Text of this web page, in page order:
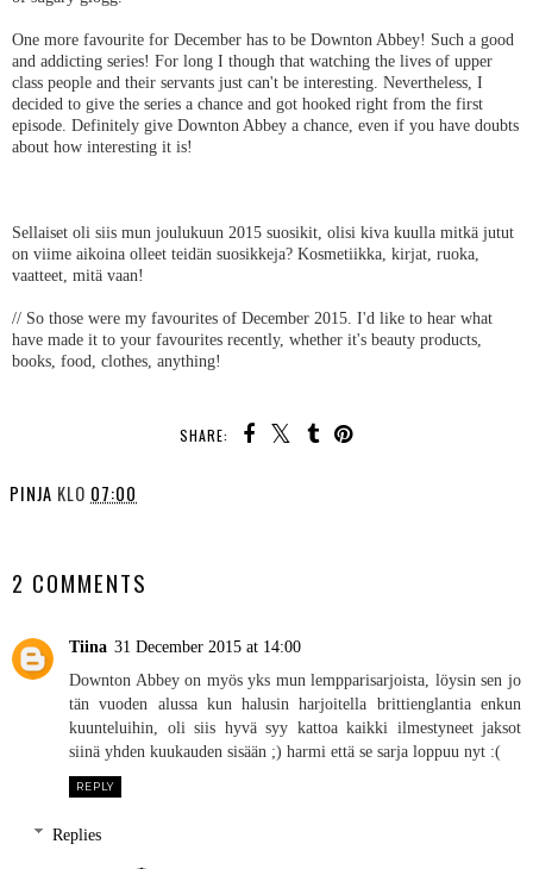
One more favourite for December has to be Downton Abbey! Such a good
and addicting series! For long I though that watching the lives of upper
class people and their servants just can't be interesting. Nevertheless, I
decided to give the series a chance and got hooked right from the first
episode. Definitely give Downton Abbey a chance, even if you have doubts
about how interesting it is!
Sellaiset oli siis mun joulukuun 2015 suosikit, olisi kiva kuulla mitkä jutut
on viime aikoina olleet teidän suosikkeja? Kosmetiikka, kirjat, ruoka,
vaatteet, mitä vaan!
// So those were my favourites of December 2015. I'd like to hear what
have made it to your favourites recently, whether it's beauty products,
books, food, clothes, anything!
SHARE:
PINJA KLO 07:00
2 COMMENTS
Tiina 31 December 2015 at 14:00
Downton Abbey on myös yks mun lempparisarjoista, löysin sen jo
tän vuoden alussa kun halusin harjoitella brittienglantia enkun
kuunteluihin, oli siis hyvä syy kattoa kaikki ilmestyneet jaksot
siinä yhden kuukauden sisään ;) harmi että se sarja loppuu nyt :(
REPLY
Replies